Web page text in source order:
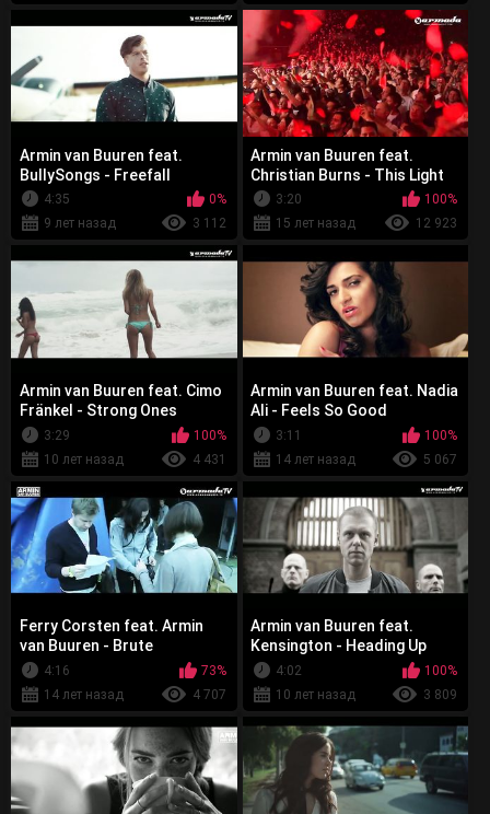
Armin van Buuren feat.
BullySongs - Freefall
4:35
0%
9 лет назад
3 112
Armin van Buuren feat.
Christian Burns - This Light
Between Us
3:20
100%
15 лет назад
12 923
Armin van Buuren feat. Cimo
Fränkel - Strong Ones
3:29
100%
10 лет назад
4 431
Armin van Buuren feat. Nadia
Ali - Feels So Good
3:11
100%
14 лет назад
5 067
Ferry Corsten feat. Armin
van Buuren - Brute
4:16
73%
14 лет назад
4 707
Armin van Buuren feat.
Kensington - Heading Up
High4:02
100%
10 лет назад
3 809